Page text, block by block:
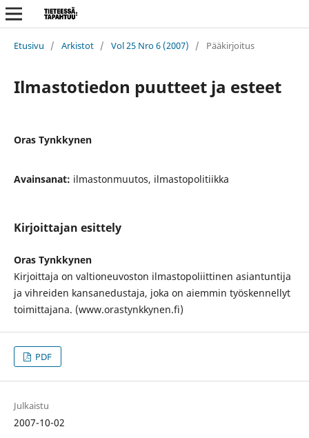
Etusivu / Arkistot / Vol 25 Nro 6 (2007) / Pääkirjoitus
Ilmastotiedon puutteet ja esteet
Oras Tynkkynen
Avainsanat: ilmastonmuutos, ilmastopolitiikka
Kirjoittajan esittely
Oras Tynkkynen
Kirjoittaja on valtioneuvoston ilmastopoliittinen asiantuntija
ja vihreiden kansanedustaja, joka on aiemmin työskennellyt
toimittajana. (www.orastynkkynen.fi)
PDF
Julkaistu
2007-10-02